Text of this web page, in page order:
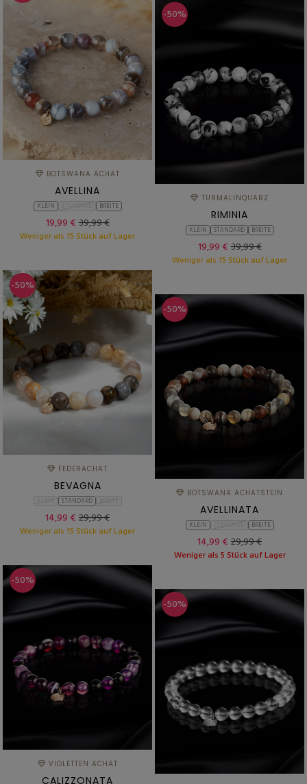
BOTSWANA ACHAT
AVELLINA
KLEIN BREITE
19,99 €39,99 €
Weniger als 15 Stück auf Lager
-50%
TURMALINQUARZ
RIMINIA
KLEIN STANDARD BREITE
19,99 €39,99 €
Weniger als 15 Stück auf Lager
-50%
FEDERACHAT
BEVAGNA
STANDARD
14,99 € 29,99 €
Weniger als 15 Stück auf Lager
-50%
BOTSWANA ACHATSTEIN
AVELLINATA
KLEIN BREITE
14,99 € 29,99 €
Weniger als 5 Stück auf Lager
-50%
VIOLETTEN ACHAT
CALIZZONATA
-50%